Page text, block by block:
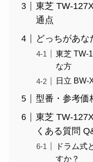
東芝 TW-
通点
どっちがあな
東芝 TW-
な方
日立 BW-
型番・参考価
東芝 TW-
くある質問
ドラム式
すか？